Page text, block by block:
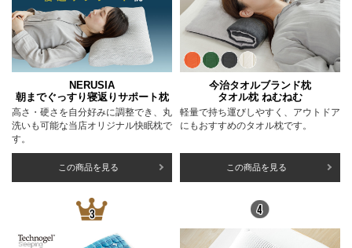
NERUSIA
朝までぐっすり寝返りサポート枕
高さ・硬さを自分好みに調整でき、丸
洗いも可能な当店オリジナル快眠枕で
す。
この商品を見る
今治タオルブランド枕
タオル枕 ねむねむ
軽量で持ち運びしやすく、アウトドア
にもおすすめのタオル枕です。
この商品を見る